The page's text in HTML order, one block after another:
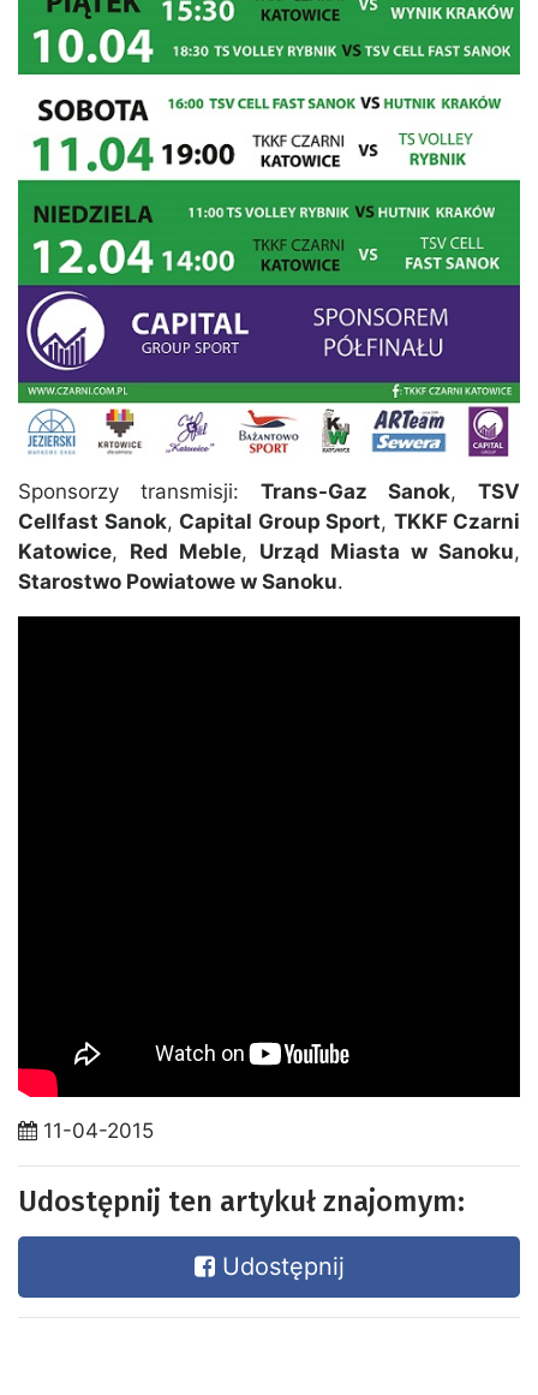
Sponsorzy transmisji: Trans-Gaz Sanok, TSV
Cellfast Sanok, Capital Group Sport, TKKF Czarni
Katowice, Red Meble, Urząd Miasta w Sanoku,
Starostwo Powiatowe w Sanoku.
11-04-2015
Udostępnij ten artykuł znajomym:
Udostępnij